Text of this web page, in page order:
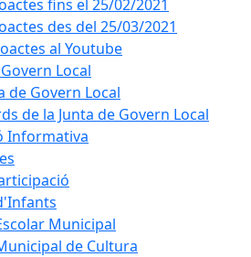
fins el 25/02/2021
des del 25/03/2021
al Youtube
Local
de Govern Local
de la Junta de Govern Local
Informativa
Municipal
de Cultura